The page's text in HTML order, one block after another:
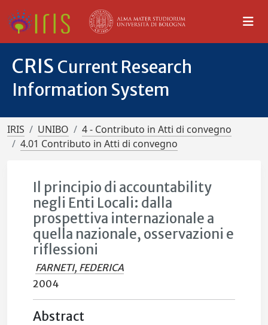
CRIS Current Research
Information System
IRIS UNIBO
4 - Contributo in Atti di convegno
4.01 Contributo in Atti di convegno
Il principio di accountability
negli Enti Locali: dalla
prospettiva internazionale a
quella nazionale, osservazioni e
riflessioni
FARNETI, FEDERICA
2004
Abstract